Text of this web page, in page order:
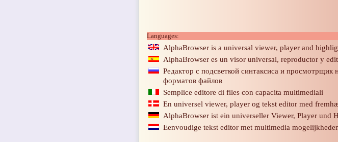
Languages:
AlphaBrowser is a universal viewer, player and
AlphaBrowser es un visor universal, reproductor y
Редактор с подсветкой синтаксиса и просмотрщик
форматов файлов
Semplice editore di files con capacita multimediali
En universel viewer, player og tekst editor med
AlphaBrowser ist ein universeller Viewer, Player und
Eenvoudige tekst editor met multimedia